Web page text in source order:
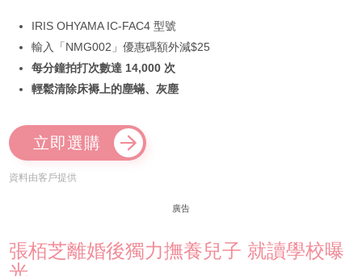
IRIS OHYAMA IC-FAC4 型號
輸入「NMG002」優惠碼額外減$25
每分鐘拍打次數達 14,000 次
輕鬆清除床褥上的塵蟎、灰塵
立即選購
資料由客戶提供
廣告
張栢芝離婚後獨力撫養兒子 就讀學校曝